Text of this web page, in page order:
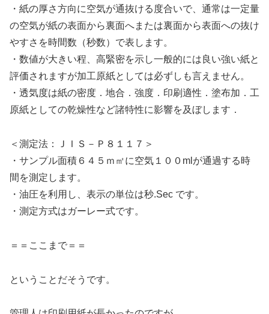
・紙の厚さ方向に空気が通抜ける度合いで、通常は一定量
の空気が紙の表面から裏面へまたは裏面から表面への抜け
やすさを時間数（秒数）で表します。
・数値が大きい程、高緊密を示し一般的には良い強い紙と
評価されますが加工原紙としては必ずしも言えません。
・透気度は紙の密度．地合．強度．印刷適性．塗布加．工
原紙としての乾燥性など諸特性に影響を及ぼします．
＜測定法：ＪＩＳ－Ｐ８１１７＞
・サンプル面積６４５ｍ㎡に空気１００mlが通過する時
間を測定します。
・油圧を利用し、表示の単位は秒.Sec です。
・測定方式はガーレー式です。
＝＝ここまで＝＝
ということだそうです。